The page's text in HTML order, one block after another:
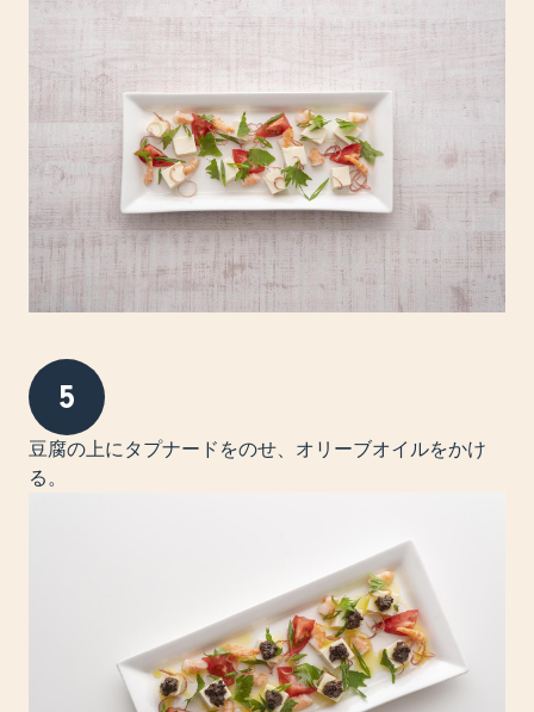
5
豆腐の上にタプナードをのせ、オリーブオイルをかけ
る。